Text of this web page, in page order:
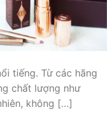
tiếng. Từ các hãng
chất lượng như
không […]